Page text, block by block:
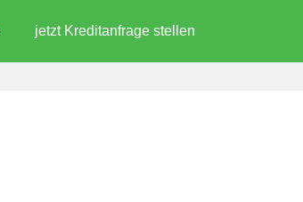
jetzt Kreditanfrage stellen